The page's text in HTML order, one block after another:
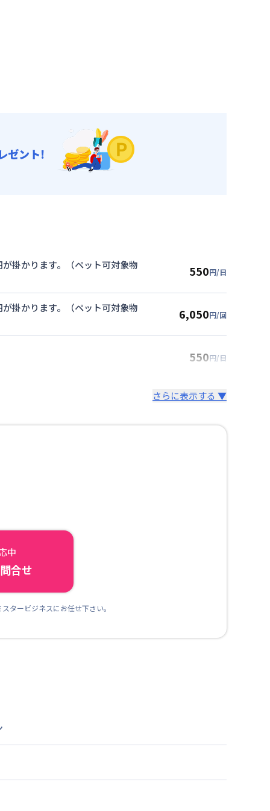
ゼント!
掛かります。（ペット可対象物 550円/日
掛かります。（ペット可対象物 6,050円/回
550円/日
さらに表示する ▼
中
合せ
タービジネスにお任せ下さい。